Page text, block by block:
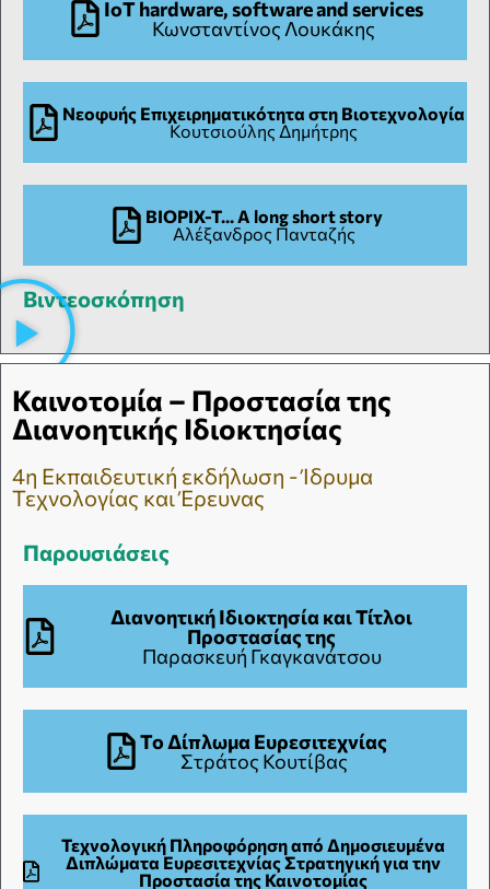
IoT hardware, software and services
Κωνσταντίνος Λουκάκης
Νεοφυής Επιχειρηματικότητα στη Βιοτεχνολογία
Κουτσιούλης Δημήτρης
BIOPIX-T... A long short story
Αλέξανδρος Πανταζής
Βιντεοσκόπηση
Καινοτομία – Προστασία της
Διανοητικής Ιδιοκτησίας
4η Εκπαιδευτική εκδήλωση - Ίδρυμα
Τεχνολογίας και Έρευνας
Παρουσιάσεις
Διανοητική Ιδιοκτησία και Τίτλοι
Προστασίας της
Παρασκευή Γκαγκανάτσου
Το Δίπλωμα Ευρεσιτεχνίας
Στράτος Κουτίβας
Τεχνολογική Πληροφόρηση από Δημοσιευμένα
Διπλώματα Ευρεσιτεχνίας Στρατηγική για την
Προστασία της Καινοτομίας